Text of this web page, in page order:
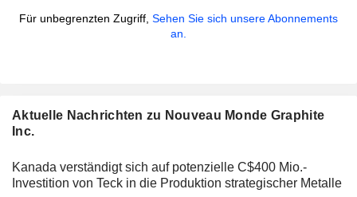
Für unbegrenzten Zugriff, Sehen Sie sich unsere Abonnements
an.
Aktuelle Nachrichten zu Nouveau Monde Graphite
Inc.
Kanada verständigt sich auf potenzielle C$400 Mio.-
Investition von Teck in die Produktion strategischer Metalle